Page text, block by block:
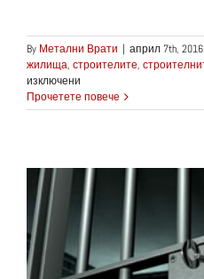
By Метални Врати | април 7th, 2016
жилища, строителите,
изключени
Увеличаване
на
обекти
във
Великобритания
Прочетете повече